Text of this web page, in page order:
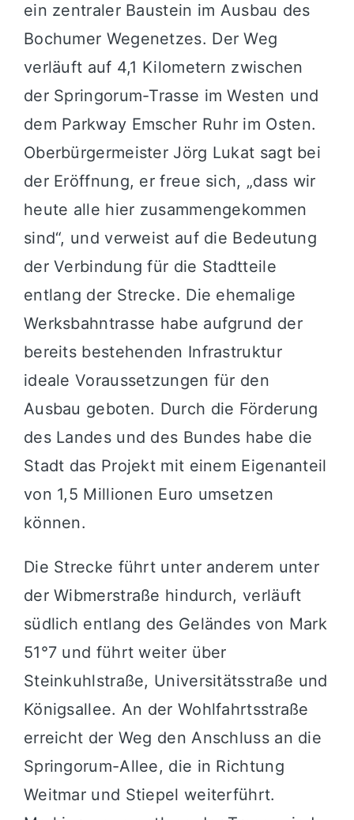
ein zentraler Baustein im Ausbau des
Bochumer Wegenetzes. Der Weg
verläuft auf 4,1 Kilometern zwischen
der Springorum-Trasse im Westen und
dem Parkway Emscher Ruhr im Osten.
Oberbürgermeister Jörg Lukat sagt bei
der Eröffnung, er freue sich, „dass wir
heute alle hier zusammengekommen
sind“, und verweist auf die Bedeutung
der Verbindung für die Stadtteile
entlang der Strecke. Die ehemalige
Werksbahntrasse habe aufgrund der
bereits bestehenden Infrastruktur
ideale Voraussetzungen für den
Ausbau geboten. Durch die Förderung
des Landes und des Bundes habe die
Stadt das Projekt mit einem Eigenanteil
von 1,5 Millionen Euro umsetzen
können.
Die Strecke führt unter anderem unter
der Wibmerstraße hindurch, verläuft
südlich entlang des Geländes von Mark
51°7 und führt weiter über
Steinkuhlstraße, Universitätsstraße und
Königsallee. An der Wohlfahrtsstraße
erreicht der Weg den Anschluss an die
Springorum-Allee, die in Richtung
Weitmar und Stiepel weiterführt.